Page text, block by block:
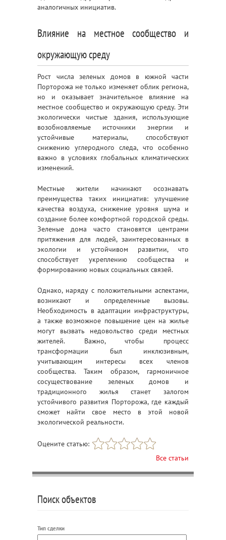
аналогичных инициатив.
Влияние на местное сообщество и
окружающую среду
Рост числа зеленых домов в южной части
Порторожа не только изменяет облик региона,
но и оказывает значительное влияние на
местное сообщество и окружающую среду. Эти
экологически чистые здания, использующие
возобновляемые источники энергии и
устойчивые материалы, способствуют
снижению углеродного следа, что особенно
важно в условиях глобальных климатических
изменений.
Местные жители начинают осознавать
преимущества таких инициатив: улучшение
качества воздуха, снижение уровня шума и
создание более комфортной городской среды.
Зеленые дома часто становятся центрами
притяжения для людей, заинтересованных в
экологии и устойчивом развитии, что
способствует укреплению сообщества и
формированию новых социальных связей.
Однако, наряду с положительными аспектами,
возникают и определенные вызовы.
Необходимость в адаптации инфраструктуры,
а также возможное повышение цен на жилье
могут вызвать недовольство среди местных
жителей. Важно, чтобы процесс
трансформации был инклюзивным,
учитывающим интересы всех членов
сообщества. Таким образом, гармоничное
сосуществование зеленых домов и
традиционного жилья станет залогом
устойчивого развития Порторожа, где каждый
сможет найти свое место в этой новой
экологической реальности.
Оцените статью:
Все статьи
Поиск объектов
Тип сделки